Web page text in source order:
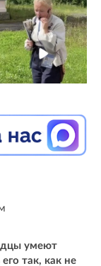
умеют
так, как не